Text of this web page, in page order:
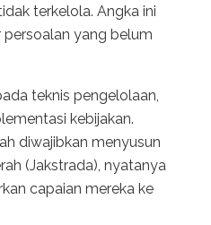
terkelola. Angka ini
yang belum
teknis pengelolaan,
kebijakan.
diwajibkan menyusun
(Jakstrada), nyatanya
capaian mereka ke